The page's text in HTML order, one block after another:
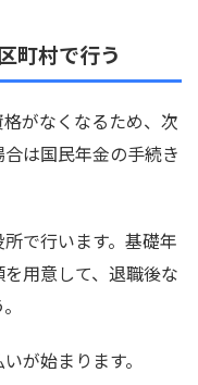
町村で行う
がなくなるため、次
は国民年金の手続き
で行います。基礎年
用意して、退職後な
が始まります。